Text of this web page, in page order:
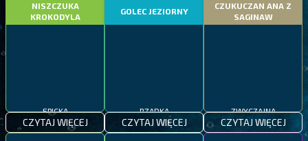
NISZCZUKA
KROKODYLA
CZYTAJ WIĘCEJ
GOLEC JEZIORNY
CZYTAJ WIĘCEJ
CZUKUCZAN ANA Z
SAGINAW
CZYTAJ WIĘCEJ